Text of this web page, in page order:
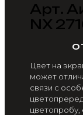
Арт.
NX
Цвет на
может
связи с
цветопробу,